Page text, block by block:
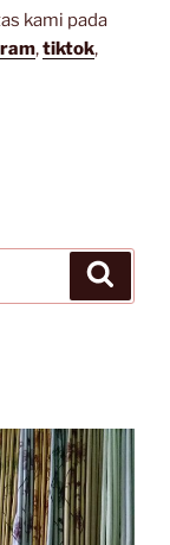
kami pada
,tiktok,